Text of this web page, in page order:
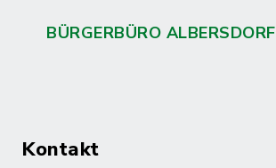
BÜRGERBÜRO ALBERSDORF
Kontakt